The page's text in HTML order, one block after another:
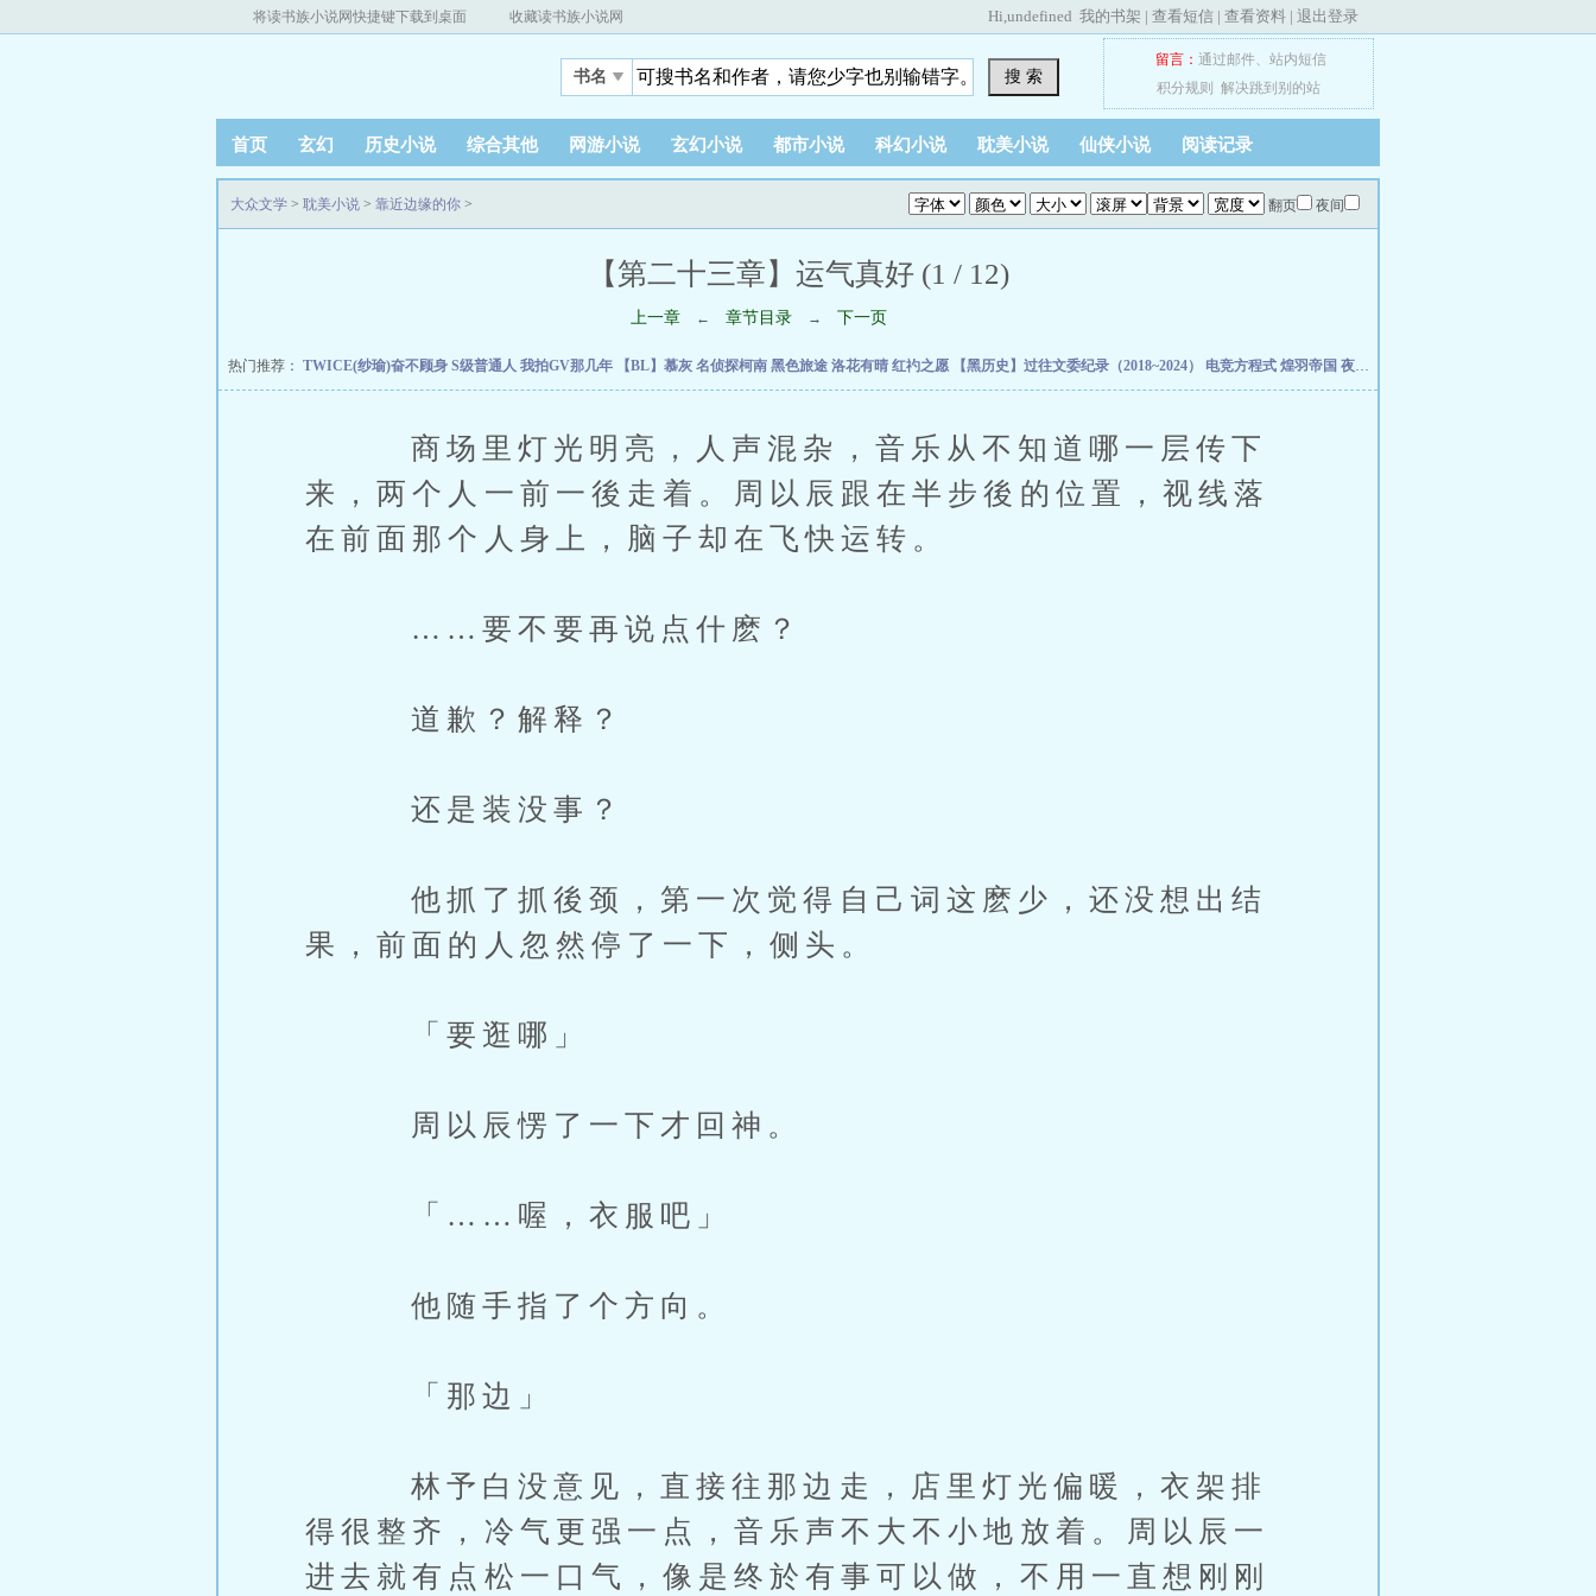
将读书族小说网快捷键下载到桌面 收藏读书族小说网 Hi,undefined 我的书架 | 查看短信 | 查看资料 | 退出登录
书名 搜 索
留言： 通过邮件、 站内短信
积分规则
解决跳到别的站
首页 玄幻 历史小说 综合其他 网游小说 玄幻小说 都市小说 科幻小说 耽美小说 仙侠小说 阅读记录
翻页 夜间
大众文学 > 耽美小说 > 靠近边缘的你 >
【第二十三章】运气真好 (1 / 12)
上一章 ← 章节目录 → 下一页
热门推荐： TWICE(纱瑜)奋不顾身 S级普通人 我拍GV那几年 【BL】慕灰 名侦探柯南 黑色旅途 洛花有晴 红礿之愿 【黑历史】过往文委纪录（2018~2024） 电竞方程式 煌羽帝国 夜班花店不打烊
商场里灯光明亮，人声混杂，音乐从不知道哪一层传下
来，两个人一前一後走着。周以辰跟在半步後的位置，视线落
在前面那个人身上，脑子却在飞快运转。
……要不要再说点什麽？
道歉？解释？
还是装没事？
他抓了抓後颈，第一次觉得自己词这麽少，还没想出结
果，前面的人忽然停了一下，侧头。
「要逛哪」
周以辰愣了一下才回神。
「……喔，衣服吧」
他随手指了个方向。
「那边」
林予白没意见，直接往那边走，店里灯光偏暖，衣架排
得很整齐，冷气更强一点，音乐声不大不小地放着。周以辰一
进去就有点松一口气，像是终於有事可以做，不用一直想刚刚